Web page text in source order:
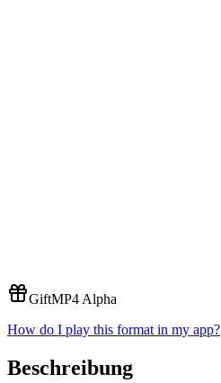
GiftMP4 Alpha
How do I play this format in my app?
Beschreibung